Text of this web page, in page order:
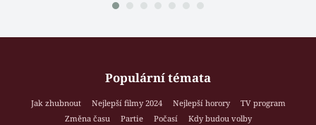
Populární témata
Jak zhubnout Nejlepší filmy 2024 Nejlepší horory
TV program
Změna času
Partie Počasí
Kdy budou volby